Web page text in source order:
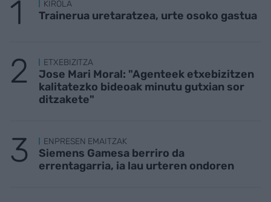
KIROLA
Trainerua uretaratzea, urte osoko gastua
ETXEBIZITZA
Jose Mari Moral: "Agenteek etxebizitzen
kalitatezko bideoak minutu gutxian sor
ditzakete"
ENPRESEN EMAITZAK
Siemens Gamesa berriro da
errentagarria, ia lau urteren ondoren